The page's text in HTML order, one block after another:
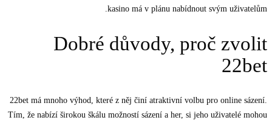
kasino má v plánu nabídnout svým uživatelům.
Dobré důvody, proč zvolit
22bet
22bet má mnoho výhod, které z něj činí atraktivní volbu pro online sázení.
Tím, že nabízí širokou škálu možností sázení a her, si jeho uživatelé mohou